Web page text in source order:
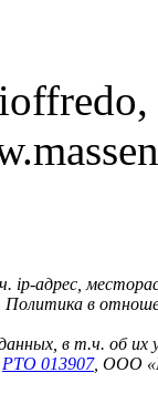
ip-адрес,
в
в т.ч. об их
РТО 013907, ООО